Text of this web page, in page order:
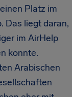
Platz im
Das liegt daran,
im AirHelp
konnte.
Arabischen